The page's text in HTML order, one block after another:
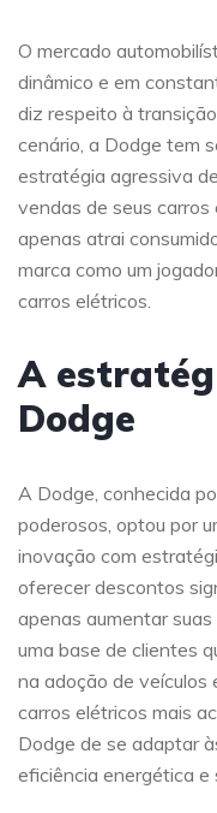
O mercado
dinâmico e em
diz respeito à
cenário, a Dodge tem
estratégia agressiva
vendas de seus
apenas atrai
marca como um
carros elétricos.
A
Dodge
A Dodge, conhecida
poderosos, optou por
inovação com
oferecer descontos
apenas aumentar
uma base de clientes
na adoção de veículos
carros elétricos mais
Dodge de se adaptar
eficiência energética e